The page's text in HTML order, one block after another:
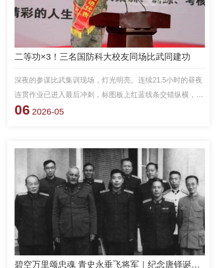
二等功×3！三名国防科大校友同场比武同建功
深夜的参谋比武集训现场，灯光明亮。连续21.5小时的昼夜
连贯作业已进入最后冲刺，标图板上红蓝线条交错纵横，铅
笔划过图纸的沙沙声与键盘敲击声交织成一片，东部战区陆
组第一名、第三名，吴彪斩获干事组第二名，三人一同在
2025年底荣立个人战备训练二等功。巧合的是，他们有着同
一个身份——国防科技大学毕业学员。从湘江之滨的军校校
园到东海之滨的演训沙场，三位校友带着母校赋予的精神底
色，在“精标细算”的硬功比拼中交出了“谋打胜”的优异答
卷。
06 2026-05
碧空万里颂忠魂 青史永垂飞将军｜纪念唐铎诞辰暨生平业绩陈列开展